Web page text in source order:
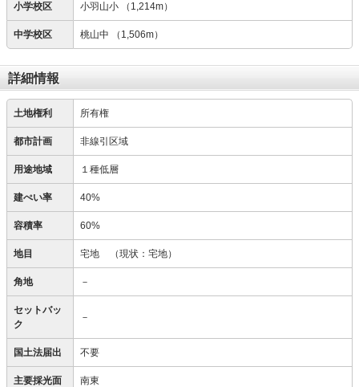
小学校区 小羽山小 （1,214m）
中学校区 桃山中 （1,506m）
詳細情報
土地権利 所有権
都市計画 非線引区域
用途地域 １種低層
建ぺい率 40%
容積率 60%
地目 宅地 （現状：宅地）
角地 －
セットバッ
ク
－
国土法届出 不要
主要採光面 南東